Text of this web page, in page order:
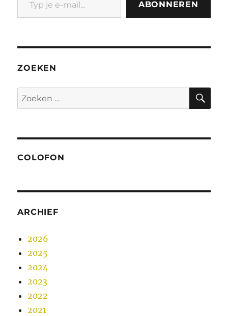
ABONNEREN
ZOEKEN
Zoeken
naar:
COLOFON
ARCHIEF
2026
2025
2024
2023
2022
2021